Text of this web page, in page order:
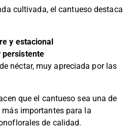
cultivada, el cantueso destaca
y estacional
persistente
néctar, muy apreciada por las
que el cantueso sea una de
importantes para la
de calidad.